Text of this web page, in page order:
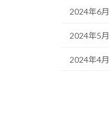
2024年6月
2024年5月
2024年4月